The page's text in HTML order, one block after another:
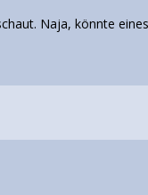
Naja, könnte